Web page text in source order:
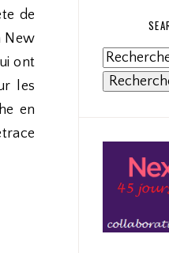
de
New
ont
les
en